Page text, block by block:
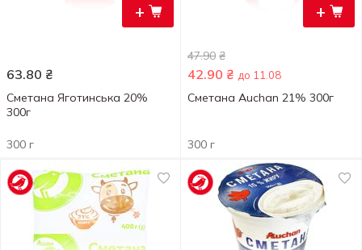
+
63.80 ₴
Сметана Яготинська 20%
300г
300 г
+
47.90 ₴
42.90 ₴ до 11.08
Сметана Auchan 21% 300г
300 г